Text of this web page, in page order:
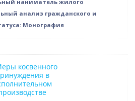
наниматель жилого
анализ гражданского и
Монография